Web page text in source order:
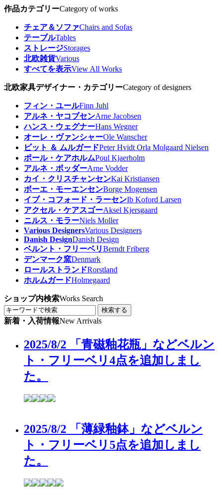
作品カテゴリーCategory of works
チェア＆ソファChairs and Sofas
テーブルTables
ストレージStorages
北欧雑貨Various
すべてを表示View All Works
北欧家具デザイナー・カテゴリーCategory of designers
フィン・ユールFinn Juhl
アルネ・ヤコブセンArne Jacobsen
ハンス・ウェグナーHans Wegner
オーレ・ヴァンシャーOle Wanscher
ビット ＆ ムルガードPeter Hvidt Orla Molgaard Nielsen
ポール・ケアホルムPoul Kjaerholm
アルネ・ボッダーArne Vodder
カイ・クリスチャンセンKai Kristiansen
ボーエ・モーエンセンBorge Mogensen
イブ・コフォード・ラーセンIb Koford Larsen
アクセル・ケアスゴーAksel Kjersgaard
ニルス・モラーNiels Moller
Various DesignersVarious Designers
Danish DesignDanish Design
ベルント・フリーベリBerndt Friberg
デンマーク窯Denmark
ロールストランドRorstland
ホルムガードHolmegaard
ショップ内検索Works Search
検索する
新着・入荷情報New Arrivals
2025/8/2 「青磁釉花瓶」などベルン
ト・フリーベリ4点を追加しまし
た。
2025/8/2 「薄緑釉鉢」などベルン
ト・フリーベリ5点を追加しまし
た。